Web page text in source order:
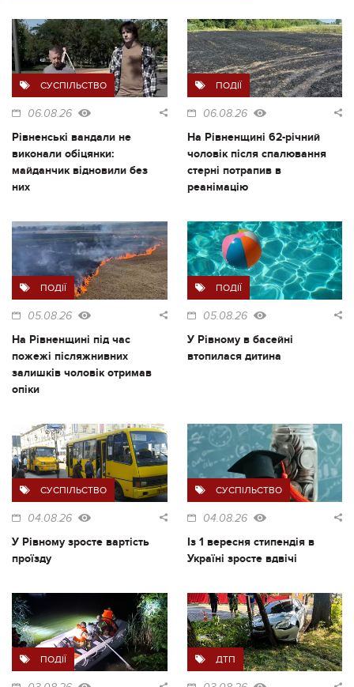
СУСПІЛЬСТВО
06.08.26
Рівненські вандали не
виконали обіцянки:
майданчик відновили без
них
ПОДІЇ
06.08.26
На Рівненщині 62-річний
чоловік після спалювання
стерні потрапив в
реанімацію
ПОДІЇ
05.08.26
На Рівненщині під час
пожежі післяжнивних
залишків чоловік отримав
опіки
ПОДІЇ
05.08.26
У Рівному в басейні
втопилася дитина
СУСПІЛЬСТВО
04.08.26
У Рівному зросте вартість
проїзду
СУСПІЛЬСТВО
04.08.26
Із 1 вересня стипендія в
Україні зросте вдвічі
ПОДІЇ ДТП